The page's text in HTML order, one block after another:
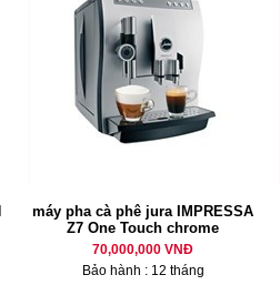
máy pha cà phê jura IMPRESSA
Z7 One Touch chrome
70,000,000 VNĐ
Bảo hành : 12 tháng